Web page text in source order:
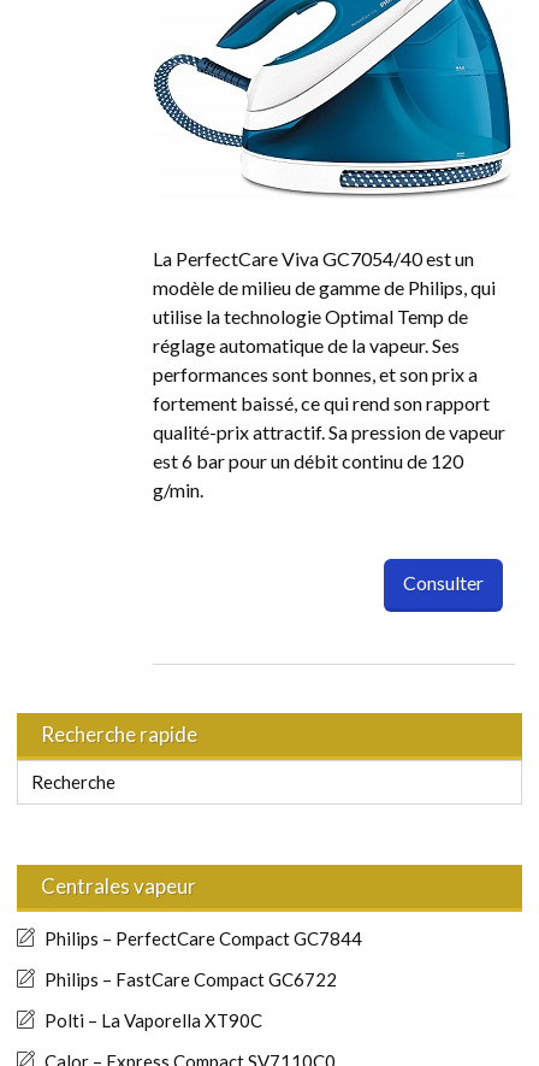
La PerfectCare Viva GC7054/40 est un
modèle de milieu de gamme de Philips, qui
utilise la technologie Optimal Temp de
réglage automatique de la vapeur. Ses
performances sont bonnes, et son prix a
fortement baissé, ce qui rend son rapport
qualité-prix attractif. Sa pression de vapeur
est 6 bar pour un débit continu de 120
g/min.
Consulter
Recherche rapide
Centrales vapeur
Philips – PerfectCare Compact GC7844
Philips – FastCare Compact GC6722
Polti – La Vaporella XT90C
Calor – Express Compact SV7110C0